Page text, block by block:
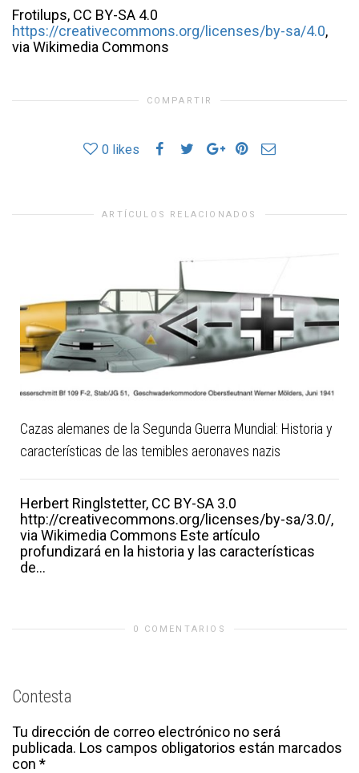
Frotilups, CC BY-SA 4.0
https://creativecommons.org/licenses/by-sa/4.0,
via Wikimedia Commons
COMPARTIR
0 likes
ARTÍCULOS RELACIONADOS
Cazas alemanes de la Segunda Guerra Mundial: Historia y
características de las temibles aeronaves nazis
Herbert Ringlstetter, CC BY-SA 3.0
http://creativecommons.org/licenses/by-sa/3.0/,
via Wikimedia Commons Este artículo
profundizará en la historia y las características
de...
0 COMENTARIOS
Contesta
Tu dirección de correo electrónico no será
publicada. Los campos obligatorios están marcados
con *